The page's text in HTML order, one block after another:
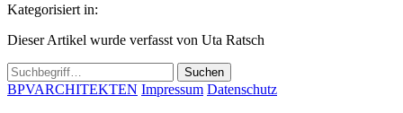
Kategorisiert in:
Dieser Artikel wurde verfasst von Uta Ratsch
Suchen
BPVARCHITEKTEN Impressum Datenschutz